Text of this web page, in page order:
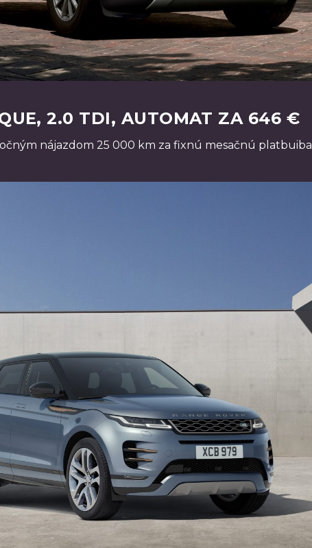
2.0 TDI, AUTOMAT ZA 646 €
nájazdom 25 000 km za fixnú mesačnú platbuiba